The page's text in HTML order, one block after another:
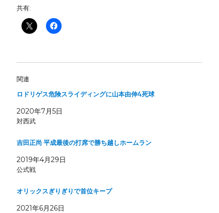
共有:
関連
ロドリゲス危険スライディングに山本由伸4死球
2020年7月5日
対西武
吉田正尚 平成最後の打席で勝ち越しホームラン
2019年4月29日
公式戦
オリックスぎりぎりで首位キープ
2021年6月26日